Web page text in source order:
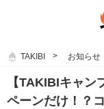
TAKIBI お知らせ
【TAKIBIキャ
ペーンだけ！？